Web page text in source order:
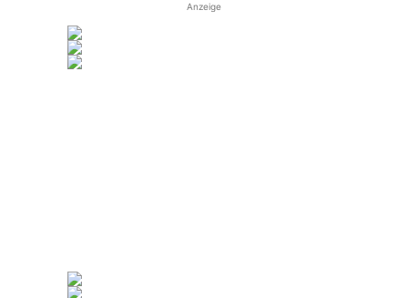
Anzeige